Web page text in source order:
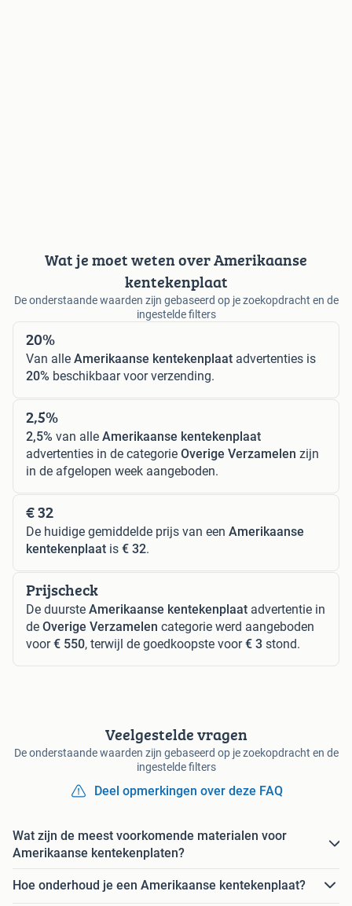
Wat je moet weten over Amerikaanse
kentekenplaat
De onderstaande waarden zijn gebaseerd op je zoekopdracht en de
ingestelde filters
20%
Van alle Amerikaanse kentekenplaat advertenties is
20% beschikbaar voor verzending.
2,5%
2,5% van alle Amerikaanse kentekenplaat
advertenties in de categorie Overige Verzamelen zijn
in de afgelopen week aangeboden.
€ 32
De huidige gemiddelde prijs van een Amerikaanse
kentekenplaat is € 32.
Prijscheck
De duurste Amerikaanse kentekenplaat advertentie in
de Overige Verzamelen categorie werd aangeboden
voor€ 550, terwijl de goedkoopste voor€ 3 stond.
Veelgestelde vragen
De onderstaande waarden zijn gebaseerd op je zoekopdracht en de
ingestelde filters
Deel opmerkingen over deze FAQ
Wat zijn de meest voorkomende materialen voor
Amerikaanse kentekenplaten?
Hoe onderhoud je een Amerikaanse kentekenplaat?